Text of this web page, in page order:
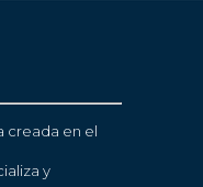
creada en el
y